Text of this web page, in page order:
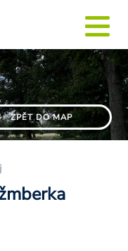
ZPĚT DO MAP